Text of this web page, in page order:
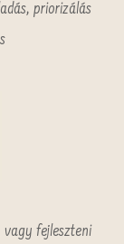
priorizálás
vagy fejleszteni